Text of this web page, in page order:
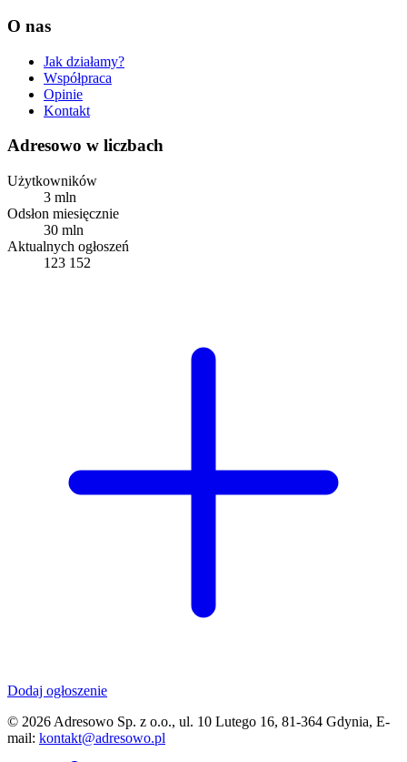
O nas
Jak działamy?
Współpraca
Opinie
Kontakt
Adresowo w liczbach
Użytkowników
3 mln
Odsłon miesięcznie
30 mln
Aktualnych ogłoszeń
123 152
Dodaj ogłoszenie
© 2026 Adresowo Sp. z o.o., ul. 10 Lutego 16, 81-364 Gdynia, E-
mail: kontakt@adresowo.pl